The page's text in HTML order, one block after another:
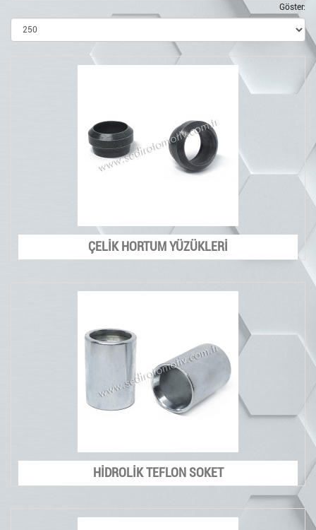
Göster:
ÇELİK HORTUM YÜZÜKLERİ
HİDROLİK TEFLON SOKET